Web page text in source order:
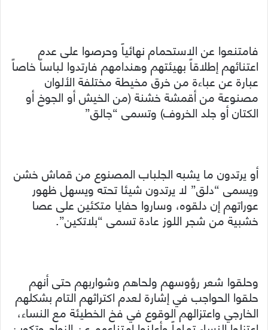
فامتنعوا عن الاستحمام نهائياً وحرصوا على عدم
اعتنائهم إطلاقاً بهيئتهم وهندامهم فارتدوا لباساً خاصاً
عبارة عن عباءة من خرق مخيطة مختلفة الألوان
مصنوعة من أقمشة خشنة (من الخيش أو الجوخ أو
الكتان أو جلد الخروف) وتسمى “جالق”
أو يرتدون ما يشبه الجلباب المصنوع من قماش خشن
ويسمى “دلق” لا يرتدون شيئا تحته ويسهل ظهور
عوراتهم إن دلقوه، وساروا حفايا متكئين على عصا
خشبية من شجر اللوز عادة تسمى “بلاتكين”.
وحلقوا شعر رؤوسهم ولحاهم وشواربهم حتى أنهم
حلقوا الحواجب في إشارة لعدم اكتراثهم التام بشكلهم
الخارجي واعتزالهم الوقوع في فخ الخطيئة مع النساء،